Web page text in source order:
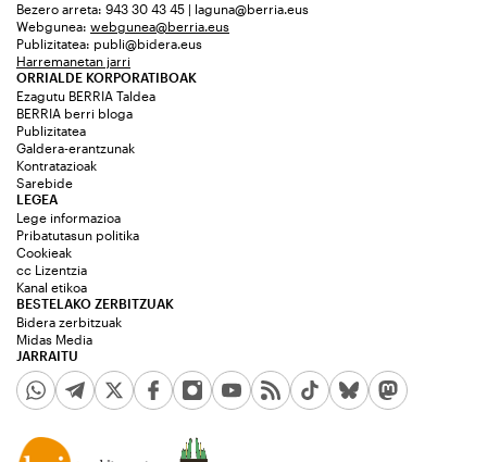
Bezero arreta: 943 30 43 45 | laguna@berria.eus
Webgunea: webgunea@berria.eus
Publizitatea: publi@bidera.eus
Harremanetan jarri
ORRIALDE KORPORATIBOAK
Ezagutu BERRIA Taldea
BERRIA berri bloga
Publizitatea
Galdera-erantzunak
Kontratazioak
Sarebide
JARRAITU
LEGEA
Lege informazioa
Pribatutasun politika
Cookieak
cc Lizentzia
Kanal etikoa
BESTELAKO ZERBITZUAK
Bidera zerbitzuak
Midas Media